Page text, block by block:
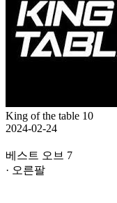
King of the table 10
2024-02-24
베스트 오브 7
· 오른팔